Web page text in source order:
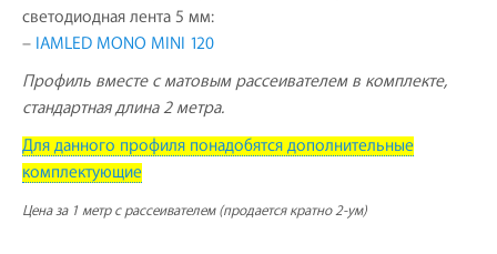
светодиодная лента 5 мм:
– IAMLED MONO MINI 120
Профиль вместе с матовым рассеивателем в комплекте,
стандартная длина 2 метра.
Для данного профиля понадобятся дополнительные
комплектующие
Цена за 1 метр с рассеивателем (продается кратно 2-ум)